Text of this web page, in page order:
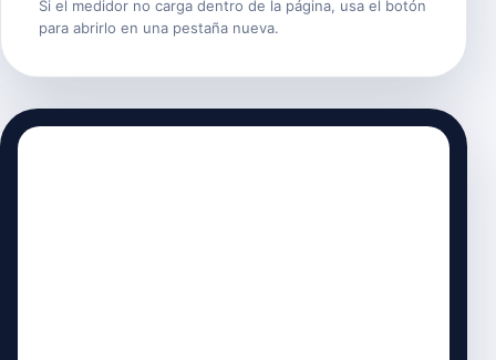
Si el medidor no carga dentro de la página, usa el botón
para abrirlo en una pestaña nueva.